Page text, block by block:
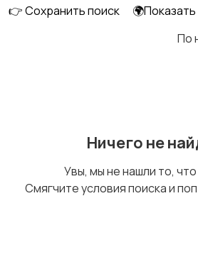
👉 Сохранить поиск
По
Ничего не
Увы, мы не нашли то, что
Смягчите условия поиска и